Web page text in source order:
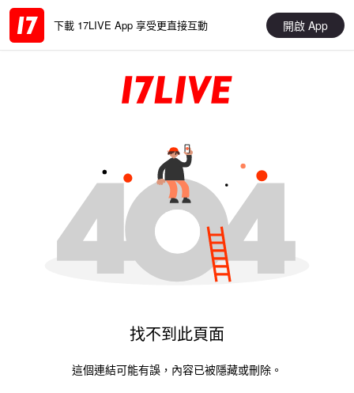
下載 17LIVE App 享受更直接互動 開啟 App
找不到此頁面
這個連結可能有誤，內容已被隱藏或刪除。